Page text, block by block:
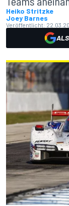
Heiko Stritzke
Joey Barnes
Veröffentlicht: